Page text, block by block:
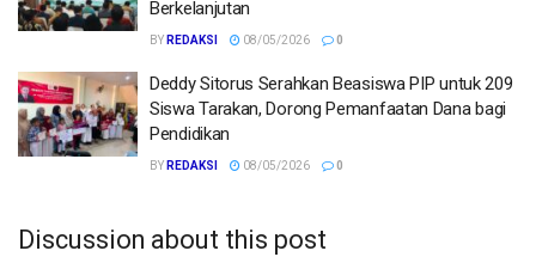
Berkelanjutan
BY REDAKSI 08/05/2026 0
Deddy Sitorus Serahkan Beasiswa PIP untuk 209
Siswa Tarakan, Dorong Pemanfaatan Dana bagi
Pendidikan
BY REDAKSI 08/05/2026 0
Discussion about this post